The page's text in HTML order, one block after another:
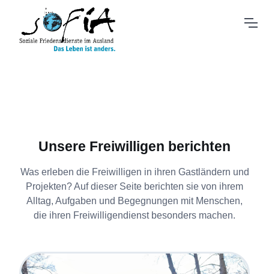
Unsere Freiwilligen berichten
Was erleben die Freiwilligen in ihren Gastländern und
Projekten? Auf dieser Seite berichten sie von ihrem
Alltag, Aufgaben und Begegnungen mit Menschen,
die ihren Freiwilligendienst besonders machen.